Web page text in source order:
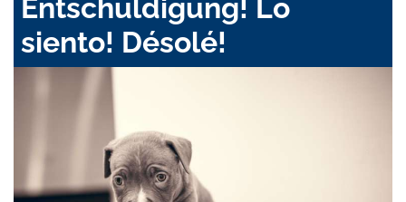
Entschuldigung! Lo
siento! Désolé!